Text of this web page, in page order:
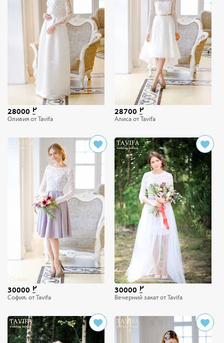
28000
Оливия от Tavifa
28700
Алиса от Tavifa
30000
София. от Tavifa
30000
Вечерний закат от Tavifa